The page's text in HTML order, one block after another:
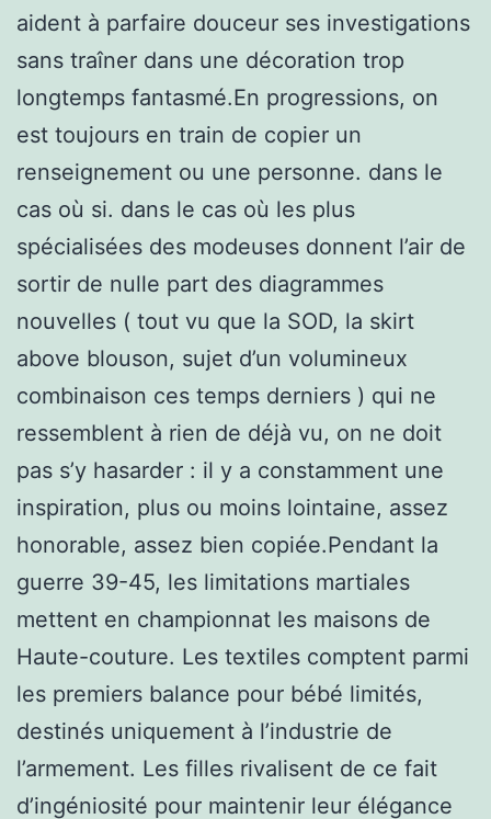
aident à parfaire douceur ses investigations
sans traîner dans une décoration trop
longtemps fantasmé.En progressions, on
est toujours en train de copier un
renseignement ou une personne. dans le
cas où si. dans le cas où les plus
spécialisées des modeuses donnent l’air de
sortir de nulle part des diagrammes
nouvelles ( tout vu que la SOD, la skirt
above blouson, sujet d’un volumineux
combinaison ces temps derniers ) qui ne
ressemblent à rien de déjà vu, on ne doit
pas s’y hasarder : il y a constamment une
inspiration, plus ou moins lointaine, assez
honorable, assez bien copiée.Pendant la
guerre 39-45, les limitations martiales
mettent en championnat les maisons de
Haute-couture. Les textiles comptent parmi
les premiers balance pour bébé limités,
destinés uniquement à l’industrie de
l’armement. Les filles rivalisent de ce fait
d’ingéniosité pour maintenir leur élégance